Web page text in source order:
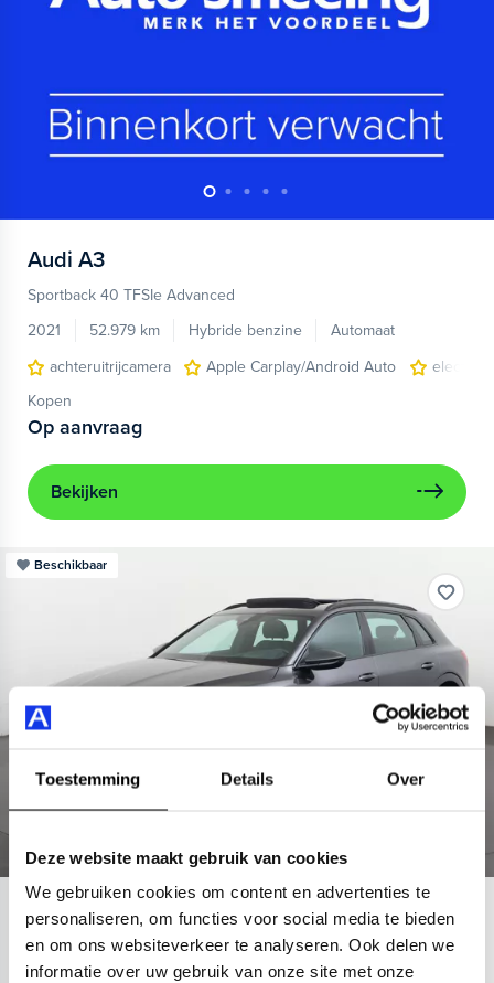
Toestemming Details Over
Deze website maakt gebruik van cookies
We gebruiken cookies om content en advertenties te
personaliseren, om functies voor social media te bieden
en om ons websiteverkeer te analyseren. Ook delen we
informatie over uw gebruik van onze site met onze
Audi A3
Sportback 40 TFSIe Advanced
2021
52.979 km Hybride benzine
Automaat
achteruitrijcamera
Apple Carplay/Android Auto
Kopen
Op aanvraag
Bekijken
Beschikbaar
Audi e-tron
55 quattro S edition 95 kWh